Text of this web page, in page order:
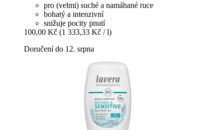
pro (velmi) suché a namáhané ruce
bohatý a intenzivní
snižuje pocity pnutí
100,00 Kč (1 333,33 Kč / l)
Doručení do 12. srpna